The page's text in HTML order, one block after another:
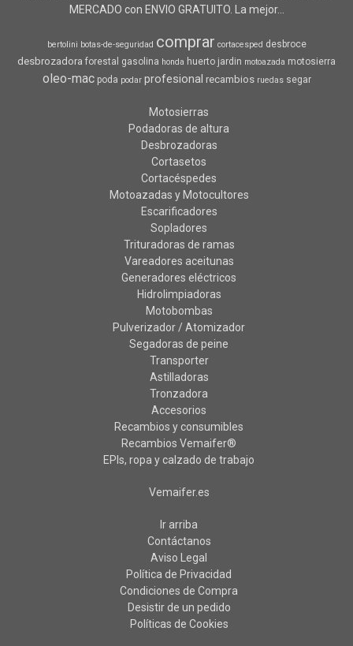
MERCADO con ENVIO GRATUITO. La mejor...
bertolini botas-de-seguridad comprar cortacesped desbroce
desbrozadora forestal gasolina honda huerto jardin motoazada motosierra
oleo-mac poda podar profesional recambios ruedas segar
Motosierras
Podadoras de altura
Desbrozadoras
Cortasetos
Cortacéspedes
Motoazadas y Motocultores
Escarificadores
Sopladores
Trituradoras de ramas
Vareadores aceitunas
Generadores eléctricos
Hidrolimpiadoras
Motobombas
Pulverizador / Atomizador
Segadoras de peine
Transporter
Astilladoras
Tronzadora
Accesorios
Recambios y consumibles
Recambios Vemaifer®
EPIs, ropa y calzado de trabajo
Vemaifer.es
Ir arriba
Contáctanos
Aviso Legal
Política de Privacidad
Condiciones de Compra
Desistir de un pedido
Políticas de Cookies